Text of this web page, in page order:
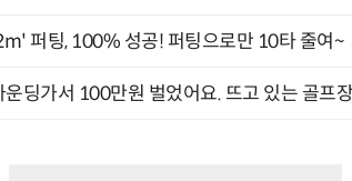
퍼팅, 100% 성공! 퍼팅으로만 10타 줄여~
딩가서 100만원 벌었어요. 뜨고 있는 골프